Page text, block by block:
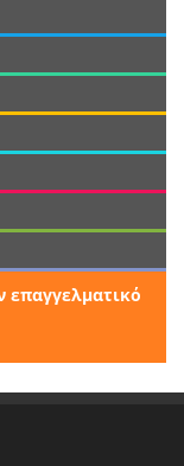
επαγγελματικό